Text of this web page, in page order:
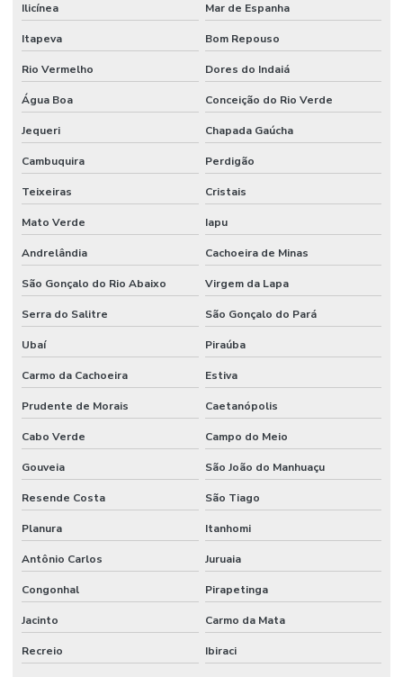
Ilicínea Mar de Espanha
Itapeva Bom Repouso
Rio Vermelho Dores do Indaiá
Água Boa Conceição do Rio Verde
Jequeri Chapada Gaúcha
Cambuquira Perdigão
Teixeiras Cristais
Mato Verde Iapu
Andrelândia Cachoeira de Minas
São Gonçalo do Rio Abaixo Virgem da Lapa
Serra do Salitre São Gonçalo do Pará
Ubaí Piraúba
Carmo da Cachoeira Estiva
Prudente de Morais Caetanópolis
Cabo Verde Campo do Meio
Gouveia São João do Manhuaçu
Resende Costa São Tiago
Planura Itanhomi
Antônio Carlos Juruaia
Congonhal Pirapetinga
Jacinto Carmo da Mata
Recreio Ibiraci